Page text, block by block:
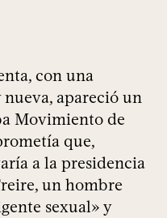
con una
apareció un
Movimiento de
que,
a la presidencia
un hombre
sexual» y